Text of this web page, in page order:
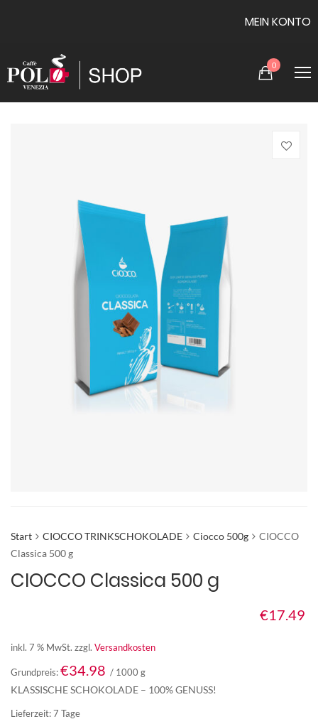
MEIN KONTO
0
Start CIOCCO TRINKSCHOKOLADE Ciocco 500g
CIOCCO
Classica 500 g
CIOCCO Classica 500 g
€17.49
inkl. 7 % MwSt. zzgl. Versandkosten
Grundpreis: €34.98 / 1000 g
KLASSISCHE SCHOKOLADE – 100% GENUSS!
Lieferzeit: 7 Tage